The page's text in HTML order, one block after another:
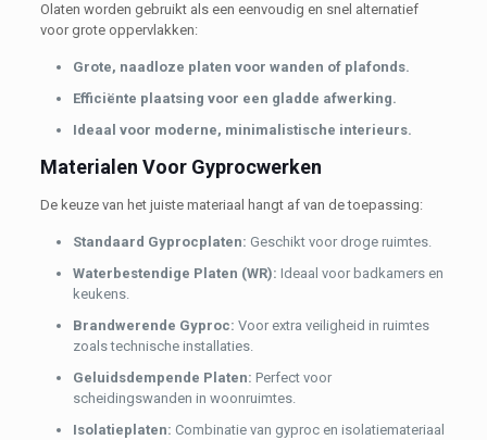
Olaten worden gebruikt als een eenvoudig en snel alternatief
voor grote oppervlakken:
Grote, naadloze platen voor wanden of plafonds.
Efficiënte plaatsing voor een gladde afwerking.
Ideaal voor moderne, minimalistische interieurs.
Materialen Voor Gyprocwerken
De keuze van het juiste materiaal hangt af van de toepassing:
Standaard Gyprocplaten: Geschikt voor droge ruimtes.
Waterbestendige Platen (WR): Ideaal voor badkamers en
keukens.
Brandwerende Gyproc: Voor extra veiligheid in ruimtes
zoals technische installaties.
Geluidsdempende Platen: Perfect voor
scheidingswanden in woonruimtes.
Isolatieplaten: Combinatie van gyproc en isolatiemateriaal